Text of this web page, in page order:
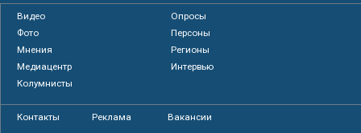
Видео
Опросы
Фото
Персоны
Мнения
Регионы
Медиацентр
Интервью
Колумнисты
Контакты Реклама Вакансии